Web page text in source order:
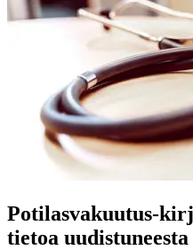
Potilasvakuutus-
tietoa